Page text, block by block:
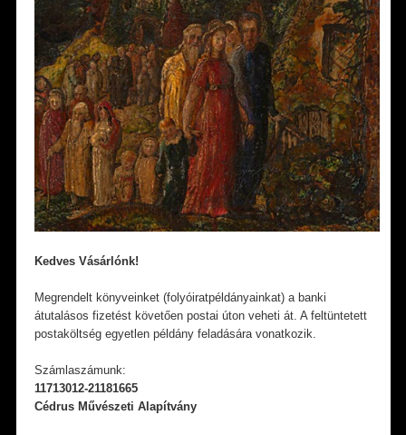
Kedves Vásárlónk!
Megrendelt könyveinket (folyóiratpéldányainkat) a banki
átutalásos fizetést követően postai úton veheti át. A feltüntetett
postaköltség egyetlen példány feladására vonatkozik.
Számlaszámunk:
11713012-21181665
Cédrus Művészeti Alapítvány